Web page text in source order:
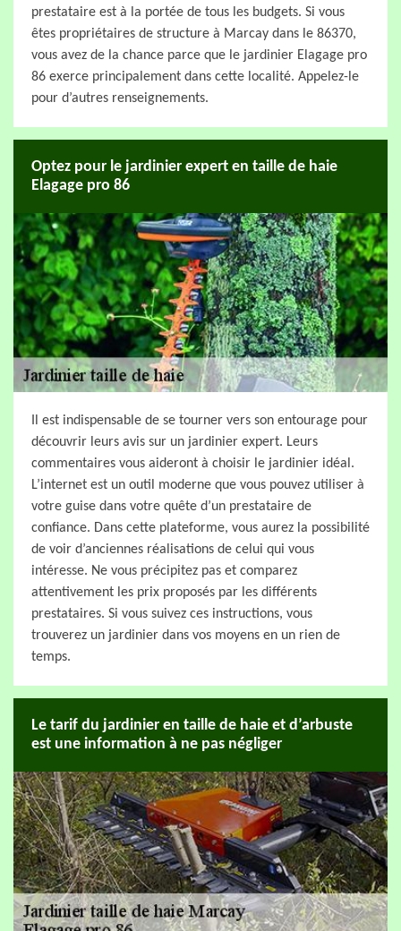
prestataire est à la portée de tous les budgets. Si vous
êtes propriétaires de structure à Marcay dans le 86370,
vous avez de la chance parce que le jardinier Elagage pro
86 exerce principalement dans cette localité. Appelez-le
pour d’autres renseignements.
Optez pour le jardinier expert en taille de haie
Elagage pro 86
Il est indispensable de se tourner vers son entourage pour
découvrir leurs avis sur un jardinier expert. Leurs
commentaires vous aideront à choisir le jardinier idéal.
L’internet est un outil moderne que vous pouvez utiliser à
votre guise dans votre quête d’un prestataire de
confiance. Dans cette plateforme, vous aurez la possibilité
de voir d’anciennes réalisations de celui qui vous
intéresse. Ne vous précipitez pas et comparez
attentivement les prix proposés par les différents
prestataires. Si vous suivez ces instructions, vous
trouverez un jardinier dans vos moyens en un rien de
temps.
Le tarif du jardinier en taille de haie et d’arbuste
est une information à ne pas négliger